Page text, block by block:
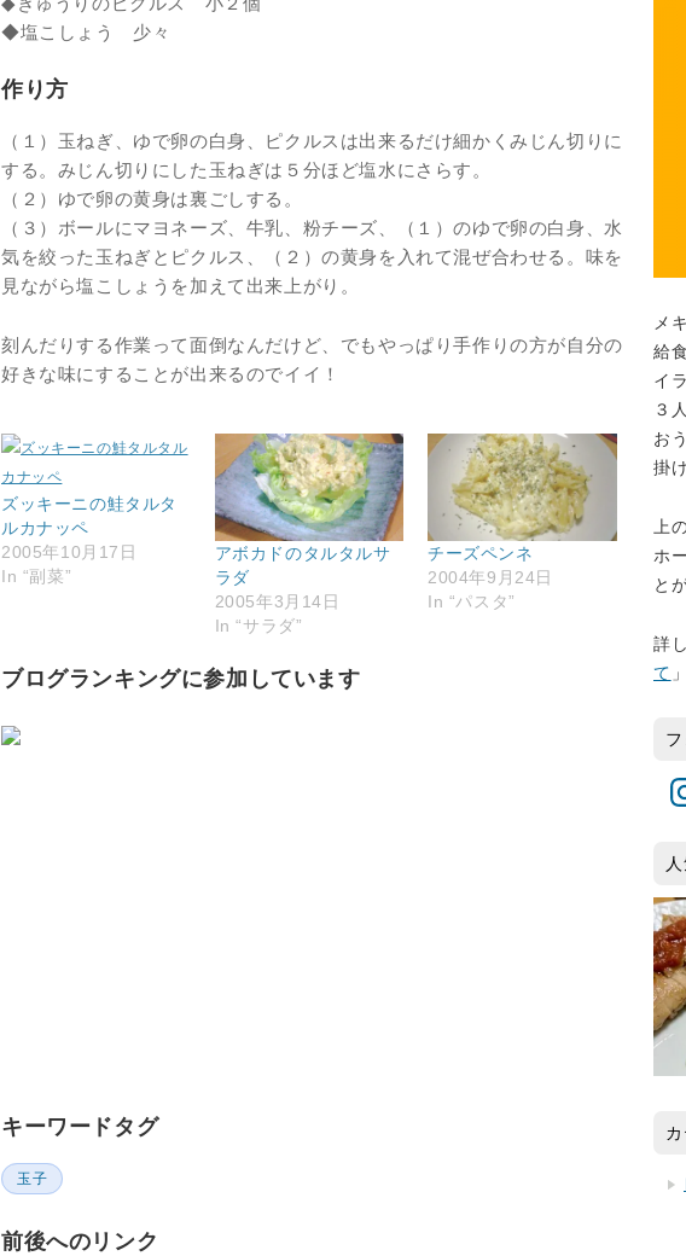
◆塩こしょう 少々
作り方
（１）玉ねぎ、ゆで卵の白身、ピクルスは出来るだけ細かくみじん切りに
する。みじん切りにした玉ねぎは５分ほど塩水にさらす。
（２）ゆで卵の黄身は裏ごしする。
（３）ボールにマヨネーズ、牛乳、粉チーズ、（１）のゆで卵の白身、水
気を絞った玉ねぎとピクルス、（２）の黄身を入れて混ぜ合わせる。味を
見ながら塩こしょうを加えて出来上がり。
刻んだりする作業って面倒なんだけど、でもやっぱり手作りの方が自分の
好きな味にすることが出来るのでイイ！
ズッキーニの鮭タルタ
ルカナッペ
2005年10月17日
In “副菜”
アボカドのタルタルサ
ラダ
2005年3月14日
In “サラダ”
チーズペンネ
2004年9月24日
In “パスタ”
ブログランキングに参加しています
キーワードタグ
玉子
前後へのリンク
メ
給
イ
３
お
掛
上
ホ
と
詳
て